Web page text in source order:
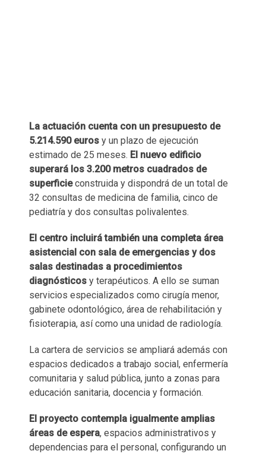
La actuación cuenta con un presupuesto de
5.214.590 euros y un plazo de ejecución
estimado de 25 meses. El nuevo edificio
superará los 3.200 metros cuadrados de
superficieconstruida y dispondrá de un total de
32 consultas de medicina de familia, cinco de
pediatría y dos consultas polivalentes.
El centro incluirá también una completa área
asistencial con sala de emergencias y dos
salas destinadas a procedimientos
diagnósticos y terapéuticos. A ello se suman
servicios especializados como cirugía menor,
gabinete odontológico, área de rehabilitación y
fisioterapia, así como una unidad de radiología.
La cartera de servicios se ampliará además con
espacios dedicados a trabajo social, enfermería
comunitaria y salud pública, junto a zonas para
educación sanitaria, docencia y formación.
El proyecto contempla igualmente amplias
áreas de espera, espacios administrativos y
dependencias para el personal, configurando un